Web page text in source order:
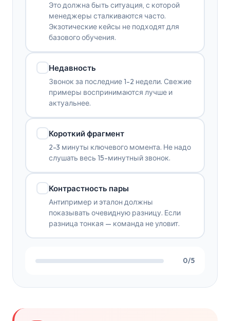
Это должна быть ситуация, с которой
менеджеры сталкиваются часто.
Экзотические кейсы не подходят для
базового обучения.
Недавность
Звонок за последние 1-2 недели. Свежие
примеры воспринимаются лучше и
актуальнее.
Короткий фрагмент
2-3 минуты ключевого момента. Не надо
слушать весь 15-минутный звонок.
Контрастность пары
Антипример и эталон должны
показывать очевидную разницу. Если
разница тонкая — команда не уловит.
0/5